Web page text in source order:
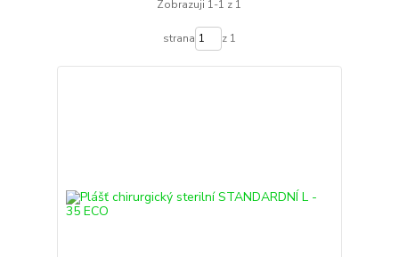
Zobrazuji 1-1 z 1
strana z 1